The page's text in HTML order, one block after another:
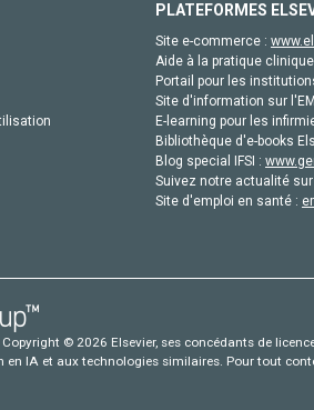
PLATEFORMES
Site e-commerce :
Aide à la pratique
Portail pour les
Site d'information sur
E-learning pour les
Bibliothèque d'e-books
Blog special IFSI :
Suivez notre actualité
Site d'emploi en santé :
© 2026 Elsevier, ses concédants de
en IA et aux technologies similaires. Pour tout